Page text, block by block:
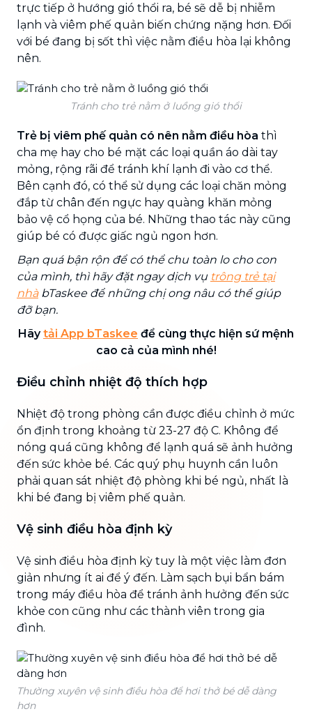
trực tiếp ở hướng gió thổi ra, bé sẽ dễ bị nhiễm
lạnh và viêm phế quản biến chứng nặng hơn. Đối
với bé đang bị sốt thì việc nằm điều hòa lại không
nên.
Tránh cho trẻ nằm ở luồng gió thổi
Trẻ bị viêm phế quản có nên nằm điều hòa thì
cha mẹ hay cho bé mặt các loại quần áo dài tay
mỏng, rộng rãi để tránh khí lạnh đi vào cơ thể.
Bên cạnh đó, có thể sử dụng các loại chăn mỏng
đắp từ chân đến ngực hay quàng khăn mỏng
bảo vệ cổ họng của bé. Những thao tác này cũng
giúp bé có được giấc ngủ ngon hơn.
Bạn quá bận rộn để có thể chu toàn lo cho con
của mình, thì hãy đặt ngay dịch vụ trông trẻ tại
nhàbTaskee để những chị ong nâu có thể giúp
đỡ bạn.
Hãytải App bTaskee để cùng thực hiện sứ mệnh
cao cả của mình nhé!
Điều chỉnh nhiệt độ thích hợp
Nhiệt độ trong phòng cần được điều chỉnh ở mức
ổn định trong khoảng từ 23-27 độ C. Không để
nóng quá cũng không để lạnh quá sẽ ảnh hưởng
đến sức khỏe bé. Các quý phụ huynh cần luôn
phải quan sát nhiệt độ phòng khi bé ngủ, nhất là
khi bé đang bị viêm phế quản.
Vệ sinh điều hòa định kỳ
Vệ sinh điều hòa định kỳ tuy là một việc làm đơn
giản nhưng ít ai để ý đến. Làm sạch bụi bẩn bám
trong máy điều hòa để tránh ảnh hưởng đến sức
khỏe con cũng như các thành viên trong gia
đình.
Thường xuyên vệ sinh điều hòa để hơi thở bé dễ dàng
hơn